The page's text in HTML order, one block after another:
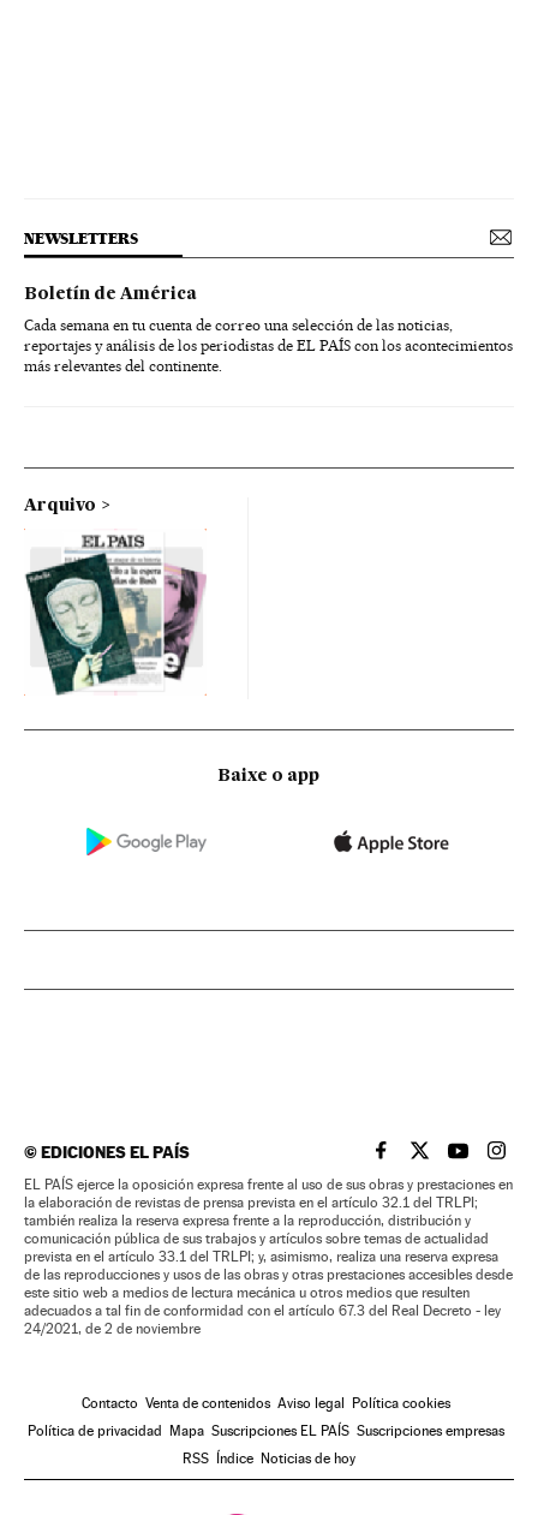
NEWSLETTERS
Boletín de América
Cada semana en tu cuenta de correo una selección de las noticias,
reportajes y análisis de los periodistas de EL PAÍS con los acontecimientos
más relevantes del continente.
Arquivo
Baixe o app
©EDICIONES EL PAÍS EL PAÍS BRASIL EN
EL PAÍSEL PAÍS
EL
EL PAÍS ejerce la oposición expresa frente al uso de sus obras y prestaciones en
la elaboración de revistas de prensa prevista en el artículo 32.1 del TRLPI;
también realiza la reserva expresa frente a la reproducción, distribución y
comunicación pública de sus trabajos y artículos sobre temas de actualidad
prevista en el artículo 33.1 del TRLPI; y, asimismo, realiza una reserva expresa
de las reproducciones y usos de las obras y otras prestaciones accesibles desde
este sitio web a medios de lectura mecánica u otros medios que resulten
adecuados a tal fin de conformidad con el artículo 67.3 del Real Decreto - ley
24/2021, de 2 de noviembre
Contacto Venta de contenidos Aviso legal
Política cookies
Política de privacidad
Mapa Suscripciones EL PAÍS Suscripciones empresas
RSS
Índice Noticias de hoy